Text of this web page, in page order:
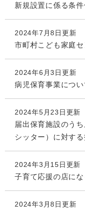
新規設置に係る条
2024年7月8日更新
市町村こども家庭
2024年6月3日更新
病児保育事業につい
2024年5月23日更新
届出保育施設のう
シッター）に対す
2024年3月15日更新
子育て応援の店にな
2024年3月8日更新